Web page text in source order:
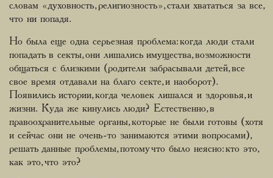
словам «духовность, религиозность», стали хвататься за все,
что ни попадя.
Но была еще одна серьезная проблема: когда люди стали
попадать в секты, они лишались имущества, возможности
общаться с близкими (родители забрасывали детей, все
свое время отдавали на благо секте, и наоборот).
Появились истории, когда человек лишался и здоровья, и
жизни. Куда же кинулись люди? Естественно, в
правоохранительные органы, которые не были готовы (хотя
и сейчас они не очень-то занимаются этими вопросами),
решать данные проблемы, потому что было неясно: кто это,
как это, что это?